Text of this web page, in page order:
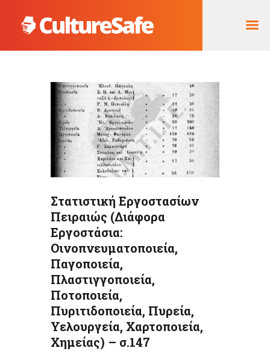
ΑΡΧΙΚΉ
ΦΟΡΈΑΣ ΥΛΟΠΟΊΗΣΗΣ
& ΈΡΓΑ
ΘΗΣΑΥΡΌΣ
ΤΕΚΜΗΡΊΩΝ
Στατιστική Εργοστασίων
Πειραιώς (Διάφορα
Εργοστάσια:
Οινοπνευματοποιεία,
Παγοποιεία,
Πλαστιγγοποιεία,
Ποτοποιεία,
Πυριτιδοποιεία, Πυρεία,
Υελουργεία, Χαρτοποιεία,
Χημείας) – σ.147